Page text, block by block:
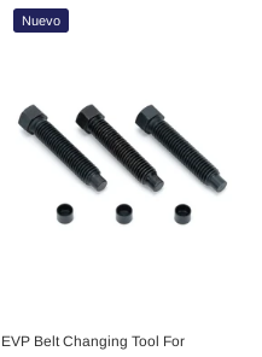
Nuevo
EVP Belt Changing Tool For